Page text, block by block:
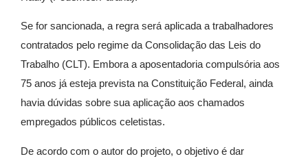
Se for sancionada, a regra será aplicada a trabalhadores
contratados pelo regime da Consolidação das Leis do
Trabalho (CLT). Embora a aposentadoria compulsória aos
75 anos já esteja prevista na Constituição Federal, ainda
havia dúvidas sobre sua aplicação aos chamados
empregados públicos celetistas.
De acordo com o autor do projeto, o objetivo é dar